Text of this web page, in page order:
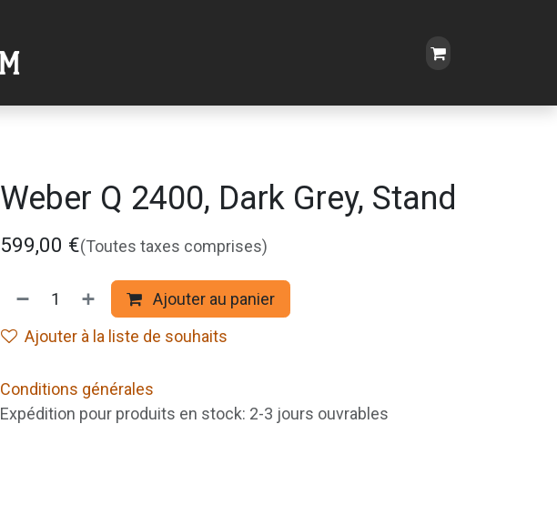
Weber Q 2400, Dark Grey, Stand
599,00 €(Toutes taxes comprises)
Ajouter au panier
Ajouter à la liste de souhaits
Conditions générales
Expédition pour produits en stock: 2-3 jours ouvrables